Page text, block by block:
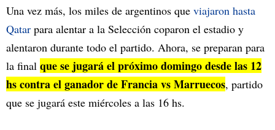
Una vez más, los miles de argentinos que viajaron hasta
Qatar para alentar a la Selección coparon el estadio y
alentaron durante todo el partido. Ahora, se preparan para
la final que se jugará el próximo domingo desde las 12
hs contra el ganador de Francia vs Marruecos, partido
que se jugará este miércoles a las 16 hs.